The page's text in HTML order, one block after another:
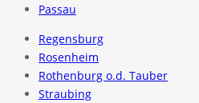
Passau
Regensburg
Rosenheim
Rothenburg o.d. Tauber
Straubing